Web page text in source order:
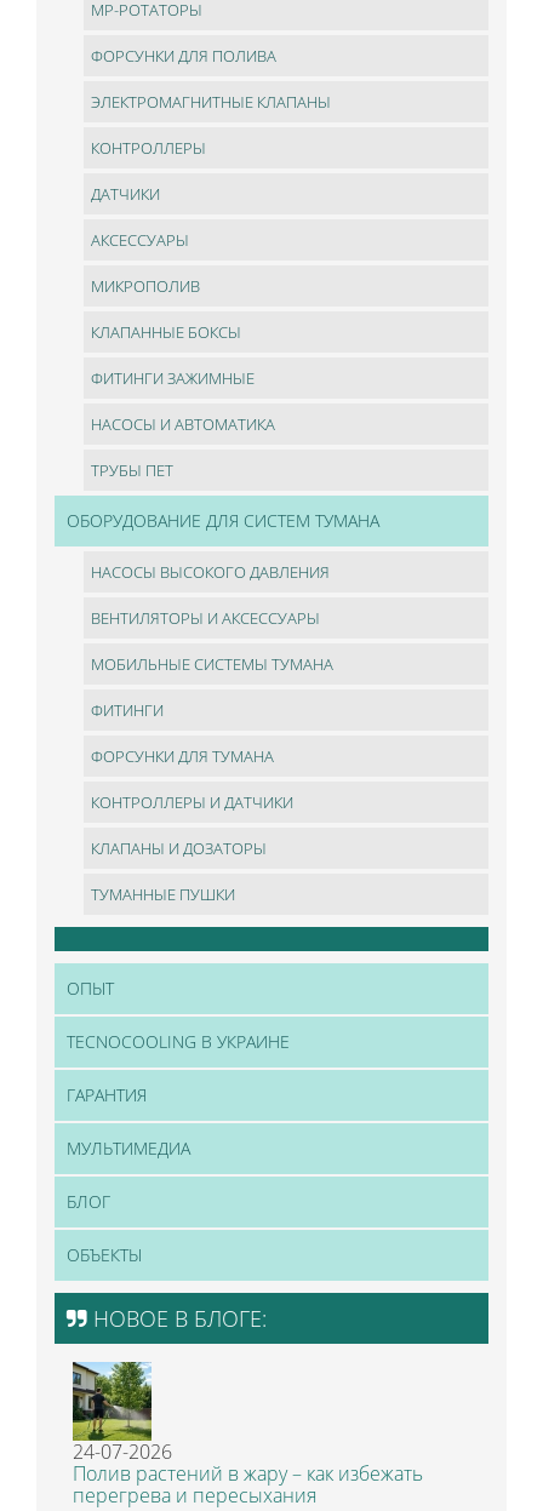
МР-РОТАТОРЫ
ФОРСУНКИ ДЛЯ ПОЛИВА
ЭЛЕКТРОМАГНИТНЫЕ КЛАПАНЫ
КОНТРОЛЛЕРЫ
ДАТЧИКИ
АКСЕССУАРЫ
МИКРОПОЛИВ
КЛАПАННЫЕ БОКСЫ
ФИТИНГИ ЗАЖИМНЫЕ
НАСОСЫ И АВТОМАТИКА
ТРУБЫ ПЕТ
ОБОРУДОВАНИЕ ДЛЯ СИСТЕМ ТУМАНА
НАСОСЫ ВЫСОКОГО ДАВЛЕНИЯ
ВЕНТИЛЯТОРЫ И АКСЕССУАРЫ
МОБИЛЬНЫЕ СИСТЕМЫ ТУМАНА
ФИТИНГИ
ФОРСУНКИ ДЛЯ ТУМАНА
КОНТРОЛЛЕРЫ И ДАТЧИКИ
КЛАПАНЫ И ДОЗАТОРЫ
ТУМАННЫЕ ПУШКИ
ОПЫТ
TECNOCOOLING В УКРАИНЕ
ГАРАНТИЯ
МУЛЬТИМЕДИА
БЛОГ
ОБЪЕКТЫ
НОВОЕ В БЛОГЕ:
24-07-2026
Полив растений в жару – как избежать
перегрева и пересыхания